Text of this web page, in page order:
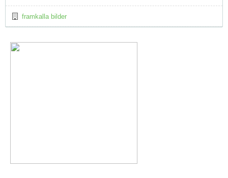
framkalla bilder